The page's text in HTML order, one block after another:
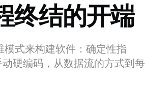
终结的开端
式来构建软件：确定性指
硬编码，从数据流的方式到每